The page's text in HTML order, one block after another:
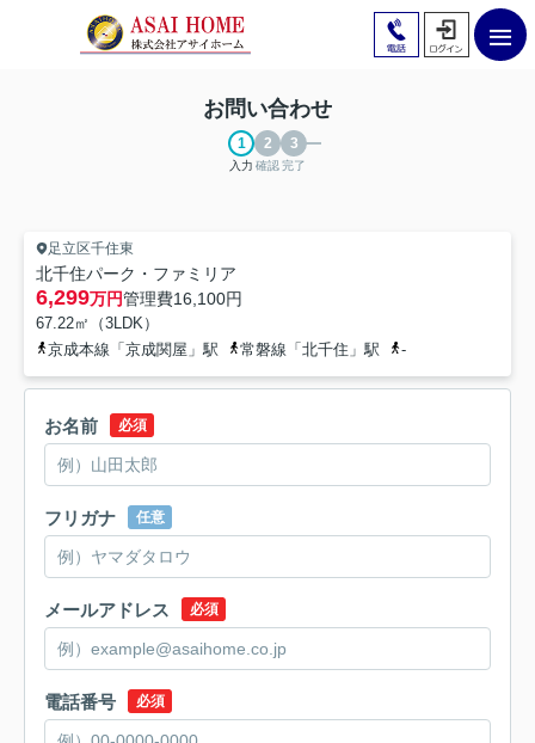
お問い合わせ
入力 確認完了
足立区千住東
北千住パーク・ファミリア
6,299万円管理費16,100円
67.22㎡（3LDK）
京成本線「京成関屋」駅
常磐線「北千住」駅 -
お名前 必須
フリガナ 任意
メールアドレス 必須
電話番号 必須